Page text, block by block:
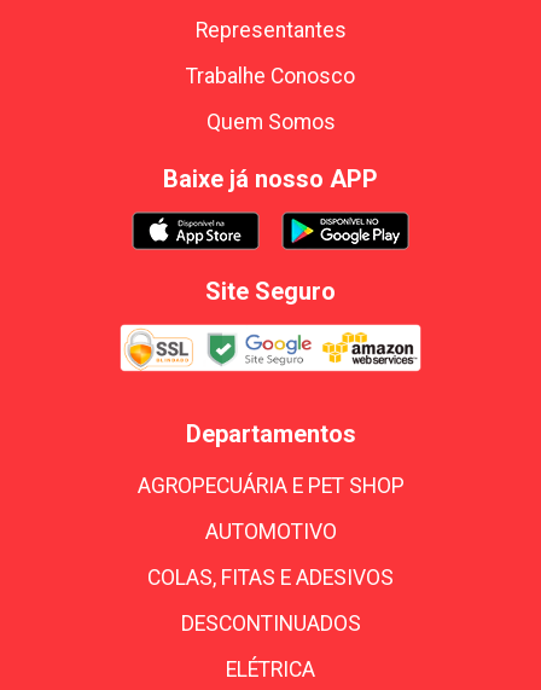
Representantes
Trabalhe Conosco
Quem Somos
Baixe já nosso APP
Site Seguro
Departamentos
AGROPECUÁRIA E PET SHOP
AUTOMOTIVO
COLAS, FITAS E ADESIVOS
DESCONTINUADOS
ELÉTRICA